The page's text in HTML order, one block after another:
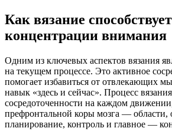
Как вязание способствует
концентрации внимания
Одним из ключевых аспектов вязания
на текущем процессе. Это активное
помогает избавиться от отвлекающих
навык «здесь и сейчас». Процесс
сосредоточенности на каждом
префронтальной коры мозга — области,
планирование, контроль и главное —